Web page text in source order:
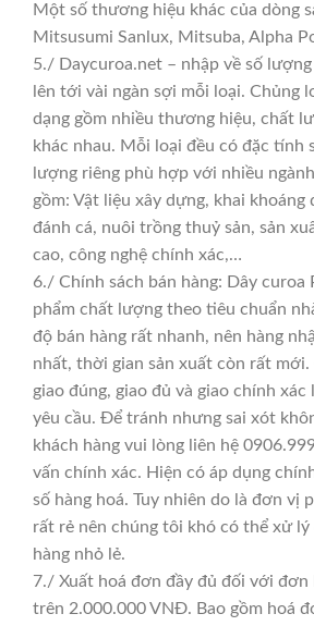
Một số thương hiệu khác của dòng
Mitsusumi Sanlux, Mitsuba, Alpha
5./ Daycuroa.net – nhập về số
lên tới vài ngàn sợi mỗi loại. Chủng
dạng gồm nhiều thương hiệu, chất
khác nhau. Mỗi loại đều có đặc tính
lượng riêng phù hợp với nhiều
gồm: Vật liệu xây dựng, khai khoáng
đánh cá, nuôi trồng thuỷ sản, sản
cao, công nghệ chính xác,…
6./ Chính sách bán hàng: Dây curoa
phẩm chất lượng theo tiêu chuẩn
độ bán hàng rất nhanh, nên hàng
nhất, thời gian sản xuất còn rất
giao đúng, giao đủ và giao chính xác
yêu cầu. Để tránh nhưng sai xót
khách hàng vui lòng liên hệ
vấn chính xác. Hiện có áp dụng
số hàng hoá. Tuy nhiên do là đơn vị
rất rẻ nên chúng tôi khó có thể xử
hàng nhỏ lẻ.
7./ Xuất hoá đơn đầy đủ đối với đơn
trên 2.000.000 VNĐ. Bao gồm hoá